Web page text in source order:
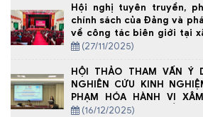
Hội nghị tuyên truyền,
chính sách của Đảng và
về công tác biên giới tại
08 xã biên giới tỉnh Thanh
(27/11/2025)
HỘI THẢO THAM VẤN Ý
NGHIÊN CỨU KINH
PHẠM HÓA HÀNH VI
THÀNH NIÊN, BAO GỒM CẢ
(16/12/2025)